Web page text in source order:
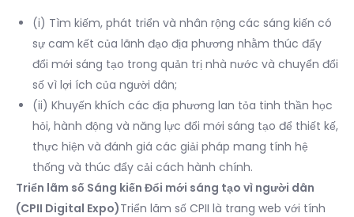
(i) Tìm kiếm, phát triển và nhân rộng các sáng kiến có
sự cam kết của lãnh đạo địa phương nhằm thúc đẩy
đổi mới sáng tạo trong quản trị nhà nước và chuyển đổi
số vì lợi ích của người dân;
(ii) Khuyến khích các địa phương lan tỏa tinh thần học
hỏi, hành động và năng lực đổi mới sáng tạo để thiết kế,
thực hiện và đánh giá các giải pháp mang tính hệ
thống và thúc đẩy cải cách hành chính.
Triển lãm số Sáng kiến Đổi mới sáng tạo vì người dân
(CPII Digital Expo)Triển lãm số CPII là trang web với tính